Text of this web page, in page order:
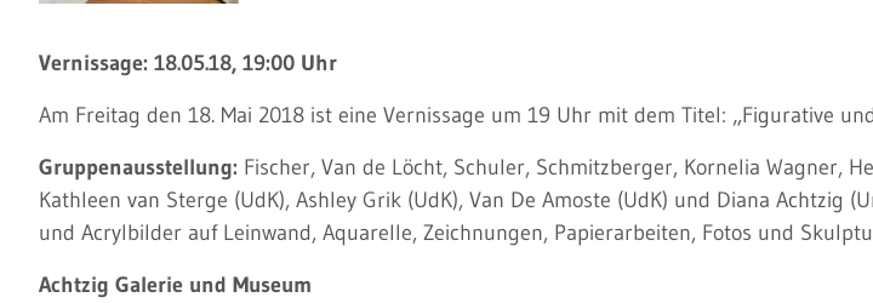
Vernissage: 18.05.18, 19:00 Uhr
Am Freitag den 18. Mai 2018 ist eine Vernissage um 19 Uhr mit dem Titel: „Figurative
Gruppenausstellung: Fischer, Van de Löcht, Schuler, Schmitzberger, Kornelia Wagner,
Kathleen van Sterge (UdK), Ashley Grik (UdK), Van De Amoste (UdK) und Diana
und Acrylbilder auf Leinwand, Aquarelle, Zeichnungen, Papierarbeiten, Fotos und
Achtzig Galerie und Museum